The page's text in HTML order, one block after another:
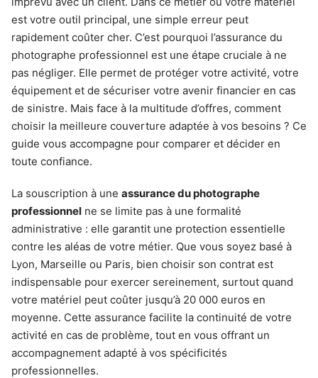
est votre outil principal, une simple erreur peut
rapidement coûter cher. C’est pourquoi l’assurance du
photographe professionnel est une étape cruciale à ne
pas négliger. Elle permet de protéger votre activité, votre
équipement et de sécuriser votre avenir financier en cas
de sinistre. Mais face à la multitude d’offres, comment
choisir la meilleure couverture adaptée à vos besoins ? Ce
guide vous accompagne pour comparer et décider en
toute confiance.
La souscription à une assurance du photographe
professionnel ne se limite pas à une formalité
administrative : elle garantit une protection essentielle
contre les aléas de votre métier. Que vous soyez basé à
Lyon, Marseille ou Paris, bien choisir son contrat est
indispensable pour exercer sereinement, surtout quand
votre matériel peut coûter jusqu’à 20 000 euros en
moyenne. Cette assurance facilite la continuité de votre
activité en cas de problème, tout en vous offrant un
accompagnement adapté à vos spécificités
professionnelles.